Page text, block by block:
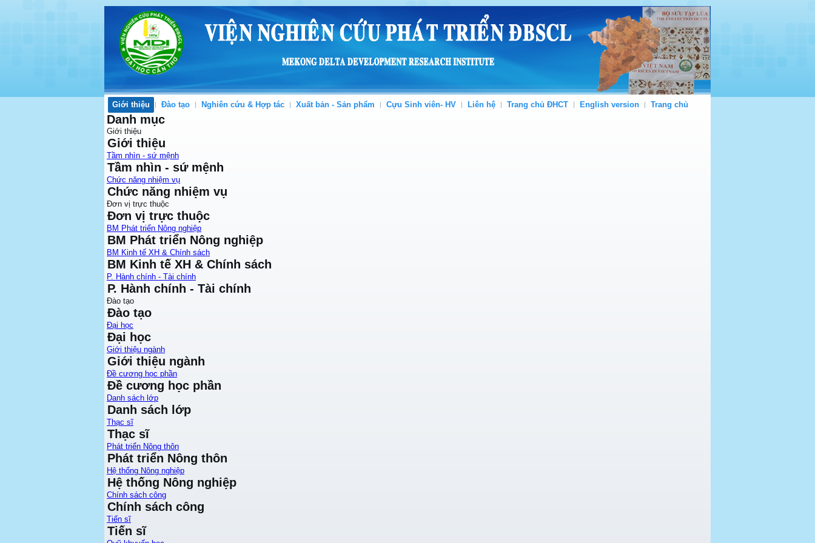
Giới thiệu Đào tạo Nghiên cứu & Hợp tác Xuất bản - Sản phẩm Cựu Sinh viên- HV Liên hệ Trang chủ ĐHCT English version Trang chủ
Danh mục
Giới thiệu
Giới thiệu
Tầm nhìn - sứ mệnh
Tầm nhìn - sứ mệnh
Chức năng nhiệm vụ
Chức năng nhiệm vụ
Đơn vị trực thuộc
Đơn vị trực thuộc
BM Phát triển Nông nghiệp
BM Phát triển Nông nghiệp
BM Kinh tế XH & Chính sách
BM Kinh tế XH & Chính sách
P. Hành chính - Tài chính
P. Hành chính - Tài chính
Đào tạo
Đào tạo
Đại học
Đại học
Giới thiệu ngành
Giới thiệu ngành
Đề cương học phần
Đề cương học phần
Danh sách lớp
Danh sách lớp
Thạc sĩ
Thạc sĩ
Phát triển Nông thôn
Phát triển Nông thôn
Hệ thống Nông nghiệp
Hệ thống Nông nghiệp
Chính sách công
Chính sách công
Tiến sĩ
Tiến sĩ